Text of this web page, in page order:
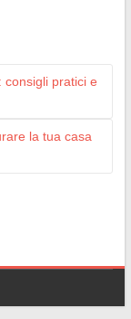
consigli pratici e
la tua casa